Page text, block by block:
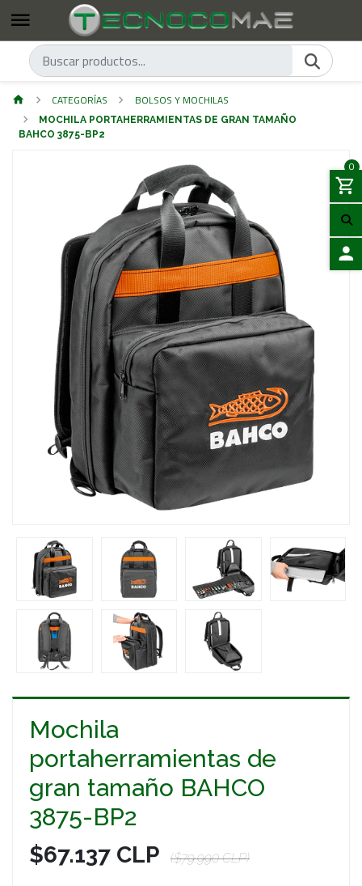
0
CATEGORÍAS BOLSOS Y MOCHILAS
MOCHILA PORTAHERRAMIENTAS DE GRAN TAMAÑO
BAHCO 3875-BP2
Previous
Mochila
portaherramientas de
gran tamaño BAHCO
3875-BP2
$67.137 CLP ($79.990 CLP)